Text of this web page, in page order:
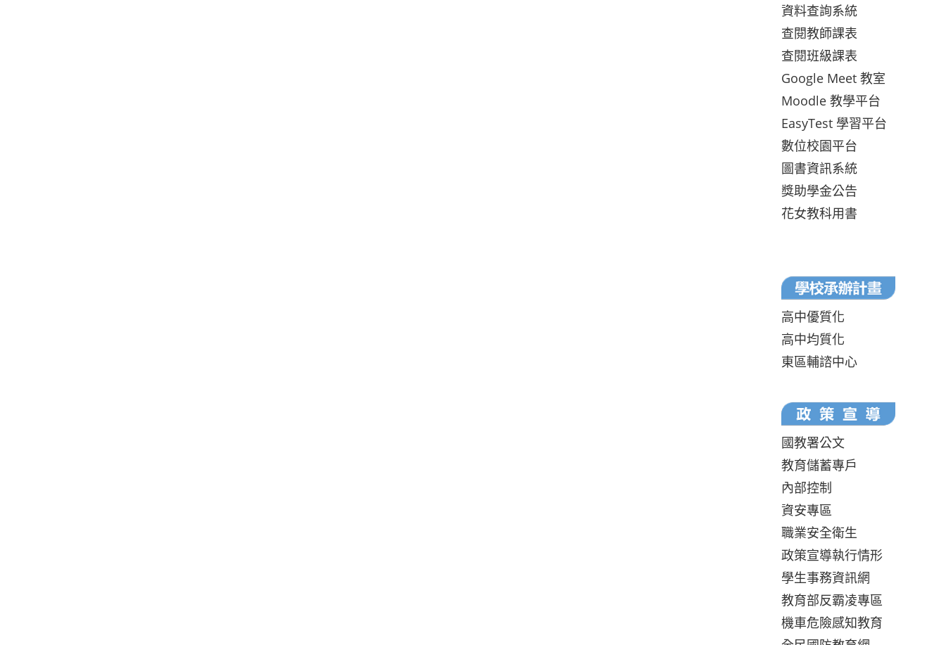
資料查詢系統
查閱教師課表
查閱班級課表
Google Meet 教室
Moodle 教學平台
EasyTest 學習平台
數位校園平台
圖書資訊系統
獎助學金公告
花女教科用書
高中優質化
高中均質化
東區輔諮中心
國教署公文
教育儲蓄專戶
內部控制
資安專區
職業安全衛生
政策宣導執行情形
學生事務資訊網
教育部反霸凌專區
機車危險感知教育